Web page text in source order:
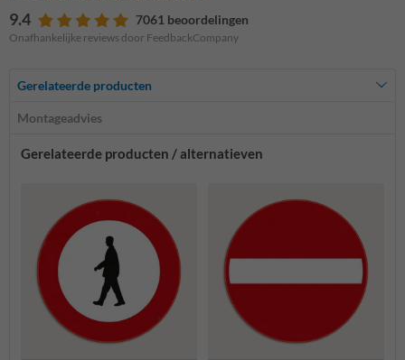
9.4 7061 beoordelingen
Onafhankelijke reviews door FeedbackCompany
Gerelateerde producten
Montageadvies
Gerelateerde producten / alternatieven